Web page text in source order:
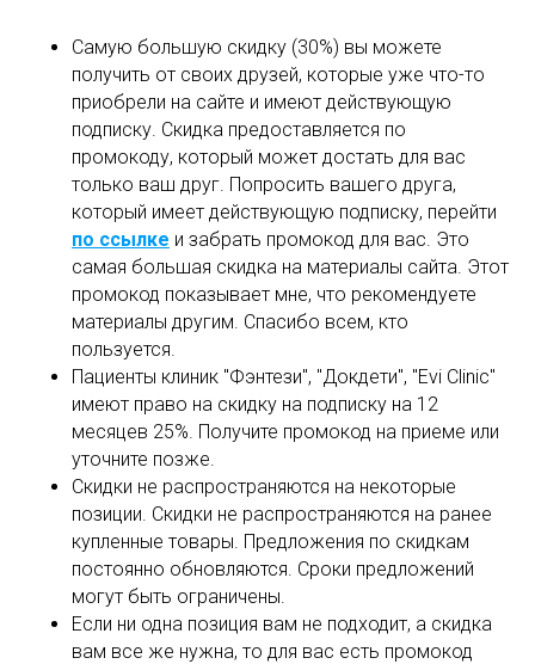
Самую большую скидку (30%) вы можете
получить от своих друзей, которые уже что-то
приобрели на сайте и имеют действующую
подписку. Скидка предоставляется по
промокоду, который может достать для вас
только ваш друг. Попросить вашего друга,
который имеет действующую подписку, перейти
по ссылке и забрать промокод для вас. Это
самая большая скидка на материалы сайта. Этот
промокод показывает мне, что рекомендуете
материалы другим. Спасибо всем, кто
пользуется.
Пациенты клиник "Фэнтези", "Докдети", "Evi Clinic"
имеют право на скидку на подписку на 12
месяцев 25%. Получите промокод на приеме или
уточните позже.
Скидки не распространяются на некоторые
позиции. Скидки не распространяются на ранее
купленные товары. Предложения по скидкам
постоянно обновляются. Сроки предложений
могут быть ограничены.
Если ни одна позиция вам не подходит, а скидка
вам все же нужна, то для вас есть промокод